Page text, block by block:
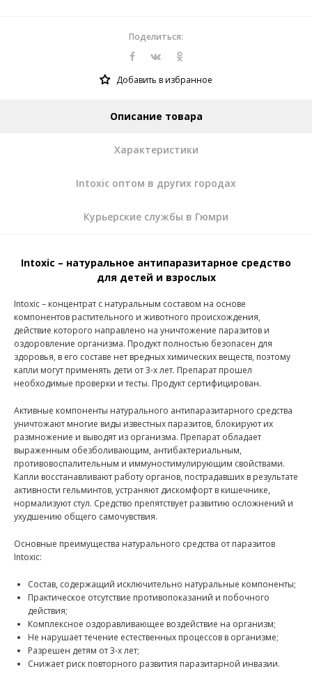
Поделиться:
Добавить в избранное
Описание товара
Характеристики
Intoxic оптом в других городах
Курьерские службы в Гюмри
Intoxic – натуральное антипаразитарное средство
для детей и взрослых
Intoxic – концентрат с натуральным составом на основе
компонентов растительного и животного происхождения,
действие которого направлено на уничтожение паразитов и
оздоровление организма. Продукт полностью безопасен для
здоровья, в его составе нет вредных химических веществ, поэтому
капли могут применять дети от 3-х лет. Препарат прошел
необходимые проверки и тесты. Продукт сертифицирован.
Активные компоненты натурального антипаразитарного средства
уничтожают многие виды известных паразитов, блокируют их
размножение и выводят из организма. Препарат обладает
выраженным обезболивающим, антибактериальным,
противовоспалительным и иммуностимулирующим свойствами.
Капли восстанавливают работу органов, пострадавших в результате
активности гельминтов, устраняют дискомфорт в кишечнике,
нормализуют стул. Средство препятствует развитию осложнений и
ухудшению общего самочувствия.
Основные преимущества натурального средства от паразитов
Intoxic:
Состав, содержащий исключительно натуральные компоненты;
Практическое отсутствие противопоказаний и побочного
действия;
Комплексное оздоравливающее воздействие на организм;
Не нарушает течение естественных процессов в организме;
Разрешен детям от 3-х лет;
Снижает риск повторного развития паразитарной инвазии.